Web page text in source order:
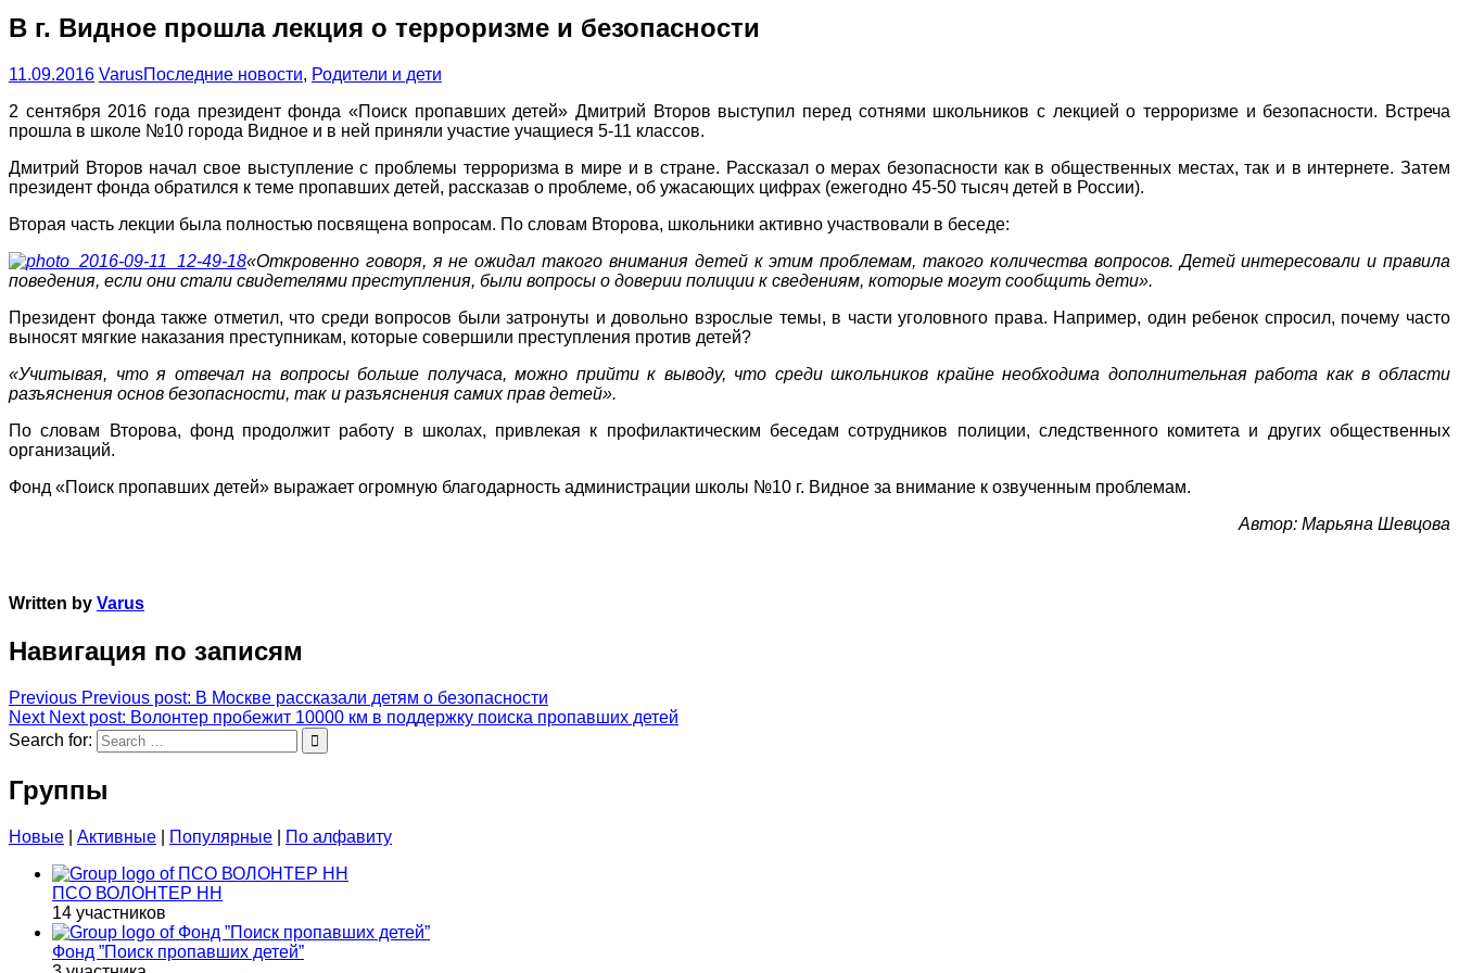
В г. Видное прошла лекция о терроризме и безопасности
11.09.2016 VarusПоследние новости, Родители и дети
2 сентября 2016 года президент фонда «Поиск пропавших детей» Дмитрий Второв выступил перед сотнями школьников с лекцией о терроризме и безопасности. Встреча
прошла в школе №10 города Видное и в ней приняли участие учащиеся 5-11 классов.
Дмитрий Второв начал свое выступление с проблемы терроризма в мире и в стране. Рассказал о мерах безопасности как в общественных местах, так и в интернете. Затем
президент фонда обратился к теме пропавших детей, рассказав о проблеме, об ужасающих цифрах (ежегодно 45-50 тысяч детей в России).
Вторая часть лекции была полностью посвящена вопросам. По словам Второва, школьники активно участвовали в беседе:
«Откровенно говоря, я не ожидал такого внимания детей к этим проблемам, такого количества вопросов. Детей интересовали и правила
поведения, если они стали свидетелями преступления, были вопросы о доверии полиции к сведениям, которые могут сообщить дети».
Президент фонда также отметил, что среди вопросов были затронуты и довольно взрослые темы, в части уголовного права. Например, один ребенок спросил, почему часто
выносят мягкие наказания преступникам, которые совершили преступления против детей?
«Учитывая, что я отвечал на вопросы больше получаса, можно прийти к выводу, что среди школьников крайне необходима дополнительная работа как в области
разъяснения основ безопасности, так и разъяснения самих прав детей».
По словам Второва, фонд продолжит работу в школах, привлекая к профилактическим беседам сотрудников полиции, следственного комитета и других общественных
организаций.
Фонд «Поиск пропавших детей» выражает огромную благодарность администрации школы №10 г. Видное за внимание к озвученным проблемам.
Автор: Марьяна Шевцова
Written by Varus
Навигация по записям
Previous Previous post: В Москве рассказали детям о безопасности
Next Next post: Волонтер пробежит 10000 км в поддержку поиска пропавших детей
Search for:
Группы
Новые Активные Популярные По алфавиту
ПСО ВОЛОНТЕР НН
14 участников
Фонд ”Поиск пропавших детей”